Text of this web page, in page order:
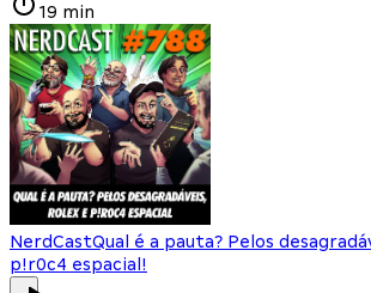
19 min
NerdCastQual é a pauta? Pelos
p!r0c4 espacial!